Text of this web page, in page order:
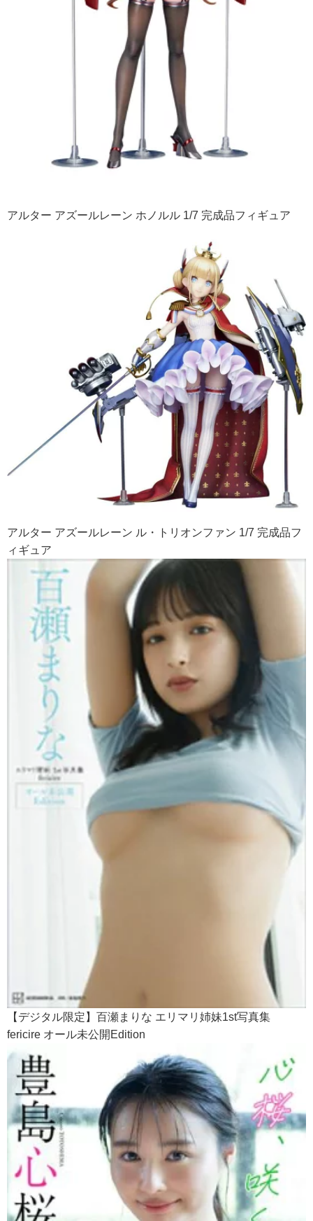
アルター アズールレーン ホノルル 1/7 完成品フィギュア
アルター アズールレーン ル・トリオンファン 1/7 完成品フ
ィギュア
【デジタル限定】百瀬まりな エリマリ姉妹1st写真集
fericire オール未公開Edition